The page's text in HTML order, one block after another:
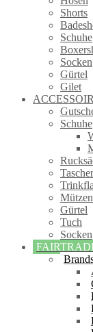
Shorts
Schuhe
Socken
Gürtel
Gilet
Schuhe
Gürtel
Tuch
Socken